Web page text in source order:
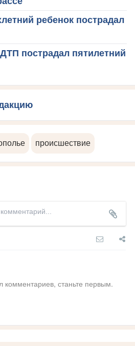
ребенок пострадал
пострадал пятилетний
происшествие
комментариев, станьте первым.